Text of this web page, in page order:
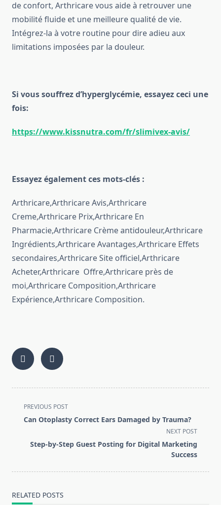
de confort, Arthricare vous aide à retrouver une
mobilité fluide et une meilleure qualité de vie.
Intégrez-la à votre routine pour dire adieu aux
limitations imposées par la douleur.
Si vous souffrez d’hyperglycémie, essayez ceci une
fois:
https://www.kissnutra.com/fr/slimivex-avis/
Essayez également ces mots-clés :
Arthricare,Arthricare Avis,Arthricare
Creme,Arthricare Prix,Arthricare En
Pharmacie,Arthricare Crème antidouleur,Arthricare
Ingrédients,Arthricare Avantages,Arthricare Effets
secondaires,Arthricare Site officiel,Arthricare
Acheter,Arthricare Offre,Arthricare près de
moi,Arthricare Composition,Arthricare
Expérience,Arthricare Composition.
<span
class="nav-
screen-
PREVIOUS POST
Can Otoplasty Correct Ears Damaged by Trauma?
NEXT POST
Step-by-Step Guest Posting for Digital Marketing
Success
RELATED POSTS